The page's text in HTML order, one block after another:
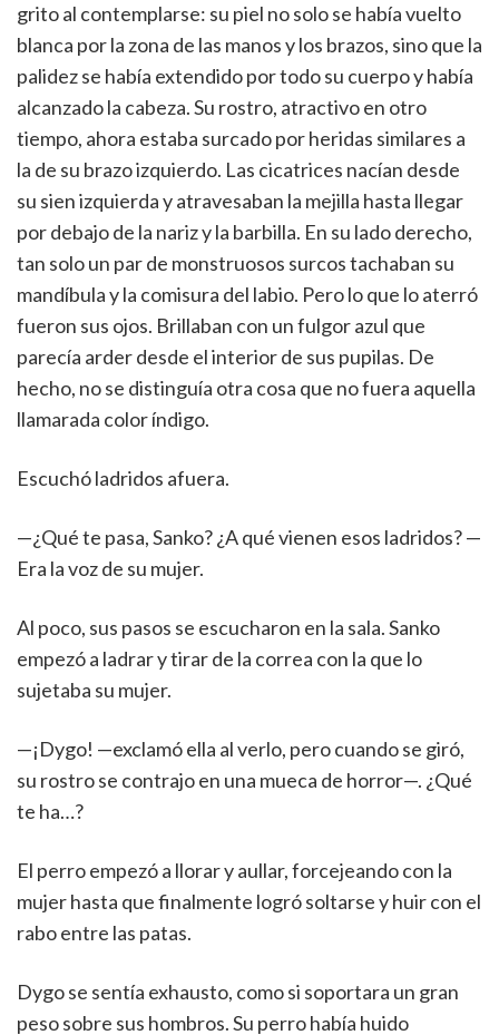
grito al contemplarse: su piel no solo se había vuelto
blanca por la zona de las manos y los brazos, sino que la
palidez se había extendido por todo su cuerpo y había
alcanzado la cabeza. Su rostro, atractivo en otro
tiempo, ahora estaba surcado por heridas similares a
la de su brazo izquierdo. Las cicatrices nacían desde
su sien izquierda y atravesaban la mejilla hasta llegar
por debajo de la nariz y la barbilla. En su lado derecho,
tan solo un par de monstruosos surcos tachaban su
mandíbula y la comisura del labio. Pero lo que lo aterró
fueron sus ojos. Brillaban con un fulgor azul que
parecía arder desde el interior de sus pupilas. De
hecho, no se distinguía otra cosa que no fuera aquella
llamarada color índigo.
Escuchó ladridos afuera.
—¿Qué te pasa, Sanko? ¿A qué vienen esos ladridos? —
Era la voz de su mujer.
Al poco, sus pasos se escucharon en la sala. Sanko
empezó a ladrar y tirar de la correa con la que lo
sujetaba su mujer.
—¡Dygo! —exclamó ella al verlo, pero cuando se giró,
su rostro se contrajo en una mueca de horror—. ¿Qué
te ha…?
El perro empezó a llorar y aullar, forcejeando con la
mujer hasta que finalmente logró soltarse y huir con el
rabo entre las patas.
Dygo se sentía exhausto, como si soportara un gran
peso sobre sus hombros. Su perro había huido